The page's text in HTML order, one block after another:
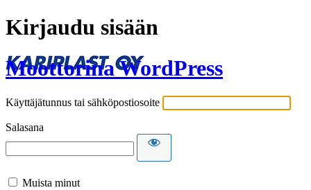
Kirjaudu sisään
Moottorina WordPress
Käyttäjätunnus tai sähköpostiosoite
Salasana
Muista minut